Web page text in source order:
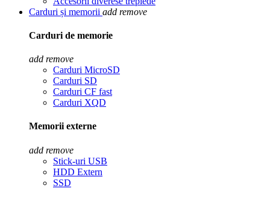
Carduri și memorii add remove
Carduri de memorie
add remove
Carduri MicroSD
Carduri SD
Carduri CF fast
Carduri XQD
Memorii externe
add remove
Stick-uri USB
HDD Extern
SSD